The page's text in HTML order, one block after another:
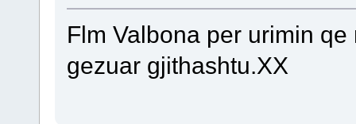
Flm Valbona per urimin
gezuar gjithashtu.XX